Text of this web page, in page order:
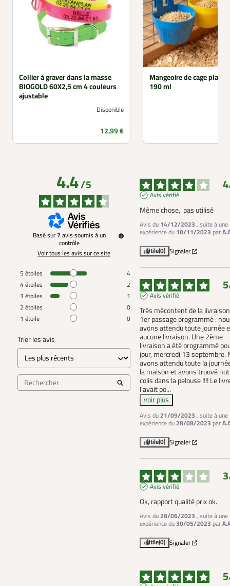
Collier à graver dans la masse
BIOGOLD 60X2,5 cm 4 couleurs
ajustable
Disponible
Prix
12,99 €
Mangeoire de cage
190 ml
4.4/5
Basé sur7 avis soumis à un
contrôle
Voir tous les avis sur ce site
5 étoiles
4
4étoiles
2
3 étoiles
1
2 étoiles
0
1 étoile 0
Trier les avis
4
Avis vérifié
Même chose,  pas utilisé
Avis du 14/12/2023 , suite à une
expérience du 10/11/2023 par
Utile(0) Signaler
5
Avis vérifié
Très mécontent de la
1er passage programmé :
avons attendu toute journée
aucune livraison. Une 2ème
livraison a été programmé
jour, mercredi 13 septembre.
avons attendu toute la
la maison et avons trouvé
colis dans la pelouse !!!! Le
l'avait po...
voir plus
Avis du21/09/2023 , suite à une
expérience du28/08/2023 par
Utile(0) Signaler
3
Avis vérifié
Ok, rapport qualité prix ok.
Avis du28/06/2023 , suite à une
expérience du30/05/2023 par
Utile(0) Signaler
5